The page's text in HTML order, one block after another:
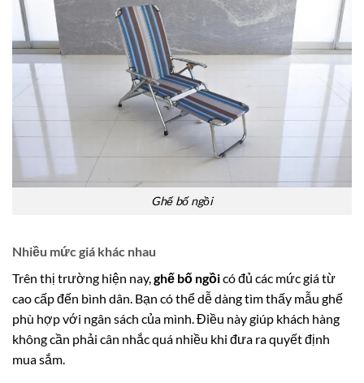
Ghế bố ngồi
Nhiều mức giá khác nhau
Trên thị trường hiện nay,ghế bố ngồicó đủ các mức giá từ
cao cấp đến bình dân. Bạn có thể dễ dàng tìm thấy mẫu ghế
phù hợp với ngân sách của mình. Điều này giúp khách hàng
không cần phải cân nhắc quá nhiều khi đưa ra quyết định
mua sắm.